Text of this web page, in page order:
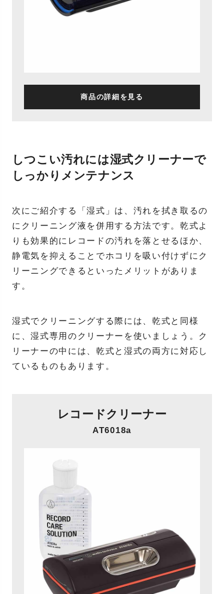
商品の詳細を見る
しつこい汚れには湿式クリーナーで
しっかりメンテナンス
次にご紹介する「湿式」は、汚れを拭き取るの
にクリーニング液を併用する方法です。乾式よ
りも効果的にレコードの汚れを落とせるほか、
静電気を抑えることでホコリを吸い付けずにク
リーニングできるといったメリットがありま
す。
湿式でクリーニングする際には、乾式と同様
に、湿式専用のクリーナーを使いましょう。ク
リーナーの中には、乾式と湿式の両方に対応し
ているものもあります。
レコードクリーナー
AT6018a